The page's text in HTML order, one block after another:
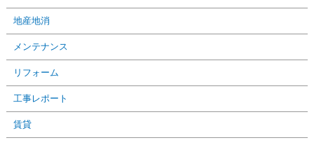
地産地消
メンテナンス
リフォーム
工事レポート
賃貸